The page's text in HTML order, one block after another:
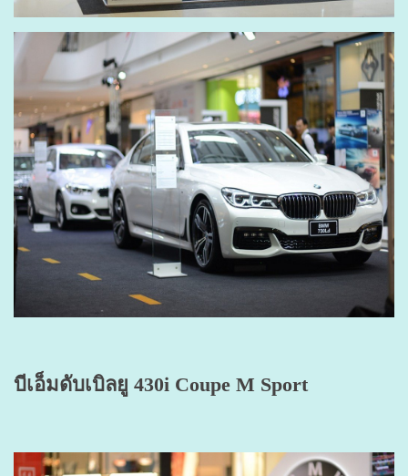
บีเอ็มดับเบิลยู 430i Coupe M Sport